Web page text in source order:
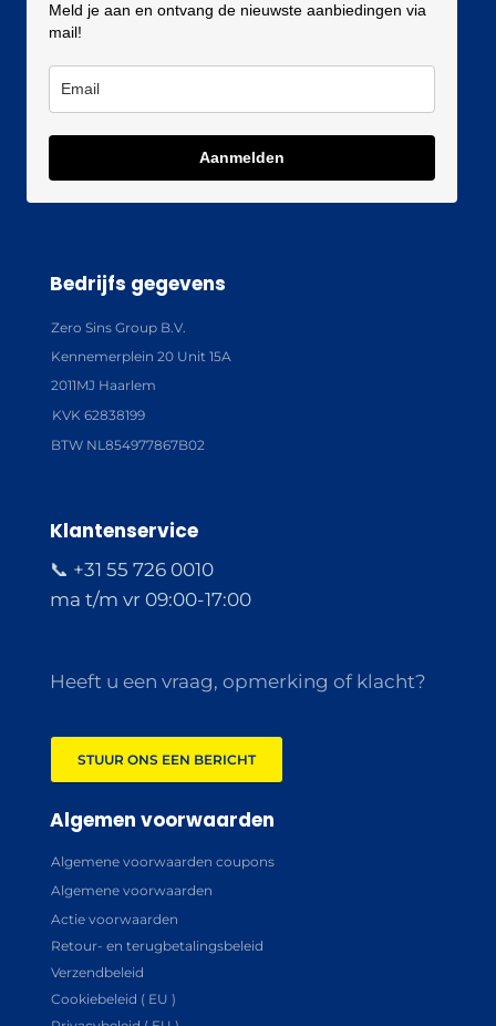
Meld je aan en ontvang de nieuwste aanbiedingen via
mail!
Aanmelden
Bedrijfs gegevens
Zero Sins Group B.V.
Kennemerplein 20 Unit 15A
2011MJ Haarlem
KVK 62838199
BTW NL854977867B02
Klantenservice
📞 +31 55 726 0010
ma t/m vr 09:00-17:00
Heeft u een vraag, opmerking of klacht?
STUUR ONS EEN BERICHT
Algemen voorwaarden
Algemene voorwaarden coupons
Algemene voorwaarden
Actie voorwaarden
Retour- en terugbetalingsbeleid
Verzendbeleid
Cookiebeleid ( EU )